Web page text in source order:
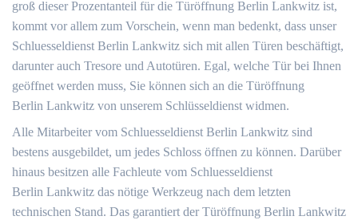
groß dieser Prozentanteil für die Türöffnung Berlin Lankwitz ist,
kommt vor allem zum Vorschein, wenn man bedenkt, dass unser
Schluesseldienst Berlin Lankwitz sich mit allen Türen beschäftigt,
darunter auch Tresore und Autotüren. Egal, welche Tür bei Ihnen
geöffnet werden muss, Sie können sich an die Türöffnung
Berlin Lankwitz von unserem Schlüsseldienst widmen.
Alle Mitarbeiter vom Schluesseldienst Berlin Lankwitz sind
bestens ausgebildet, um jedes Schloss öffnen zu können. Darüber
hinaus besitzen alle Fachleute vom Schluesseldienst
Berlin Lankwitz das nötige Werkzeug nach dem letzten
technischen Stand. Das garantiert der Türöffnung Berlin Lankwitz